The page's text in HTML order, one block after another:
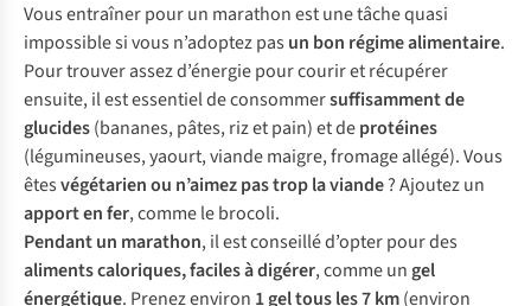
Vous entraîner pour un marathon est une tâche quasi
impossible si vous n’adoptez pas un bon régime alimentaire.
Pour trouver assez d’énergie pour courir et récupérer
ensuite, il est essentiel de consommersuffisamment de
glucides(bananes, pâtes, riz et pain) et deprotéines
(légumineuses, yaourt, viande maigre, fromage allégé). Vous
êtesvégétarien ou n’aimez pas trop la viande? Ajoutez un
apport en fer, comme le brocoli.
Pendant un marathon, il est conseillé d’opter pour des
aliments caloriques, faciles à digérer, comme un gel
énergétique. Prenez environ 1 gel tous les 7 km(environ